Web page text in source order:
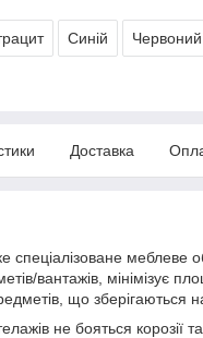
Синій Червоний
Доставка
спеціалізоване меблеве
вантажів, мінімізує
що зберігаються
не бояться корозії